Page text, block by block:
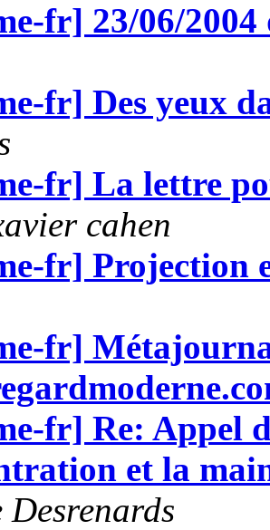
fr] 23/06/
fr] Des yeux
fr] La lettre
cahen
fr] Projection
fr]
fr] Re: Appel
et la
Desrenards